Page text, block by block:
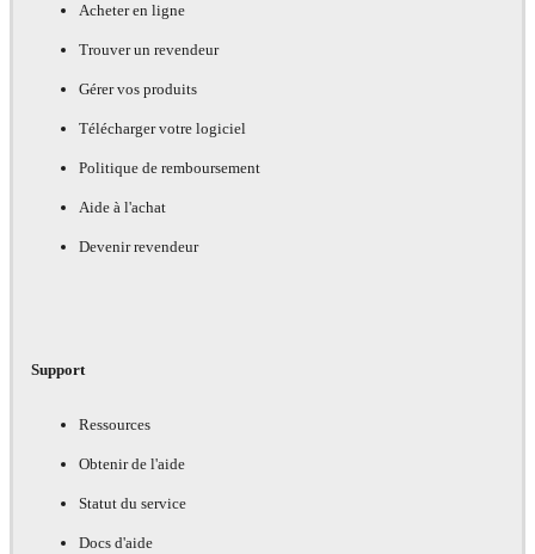
Acheter en ligne
Trouver un revendeur
Gérer vos produits
Télécharger votre logiciel
Politique de remboursement
Aide à l'achat
Devenir revendeur
Support
Ressources
Obtenir de l'aide
Statut du service
Docs d'aide